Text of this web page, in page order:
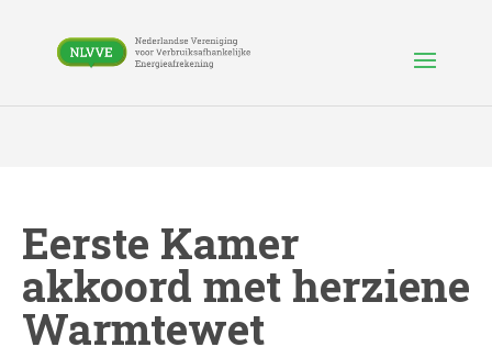
Eerste Kamer
akkoord met herziene
Warmtewet